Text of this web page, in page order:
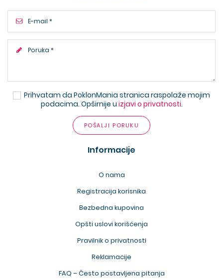
Prihvatam da PoklonMania stranica raspolaže mojim
podacima. Opširnije u izjavi o privatnosti.
POŠALJI PORUKU
Informacije
O nama
Registracija korisnika
Bezbedna kupovina
Opšti uslovi korišćenja
Pravilnik o privatnosti
Reklamacije
FAQ – Često postavljena pitanja